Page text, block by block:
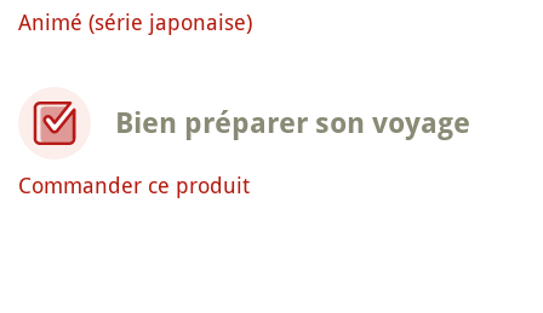
Animé (série japonaise)
Bien préparer son voyage
Commander ce produit